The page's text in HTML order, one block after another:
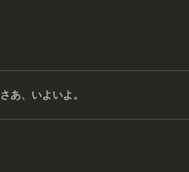
さあ、いよいよ。